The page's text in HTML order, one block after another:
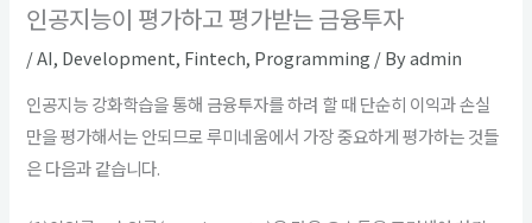
인공지능이 평가하고 평가받는 금융투자
/AI, Development, Fintech, Programming / Byadmin
인공지능 강화학습을 통해 금융투자를 하려 할 때 단순히 이익과 손실
만을 평가해서는 안되므로 루미네움에서 가장 중요하게 평가하는 것들
은 다음과 같습니다.